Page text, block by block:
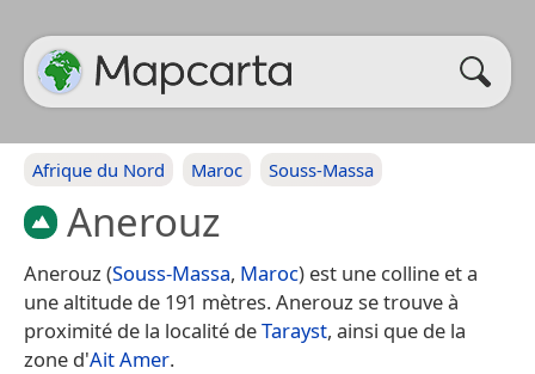
Afrique du Nord Maroc Souss-Massa
Anerouz
Anerouz (Souss-Massa, Maroc) est une colline et a
une altitude de 191 mètres. Anerouz se trouve à
proximité de la localité deTarayst, ainsi que de la
zone d'Ait Amer.